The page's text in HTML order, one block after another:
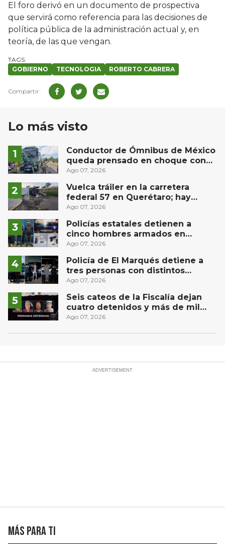
El foro derivó en un documento de prospectiva
que servirá como referencia para las decisiones de
política pública de la administración actual y, en
teoría, de las que vengan.
GOBIERNO TECNOLOGIA ROBERTO CABRERA
Lo más visto
Conductor de Ómnibus de México
queda prensado en choque con
materialista en San Juan del Río
Ago 07, 2026
Vuelca tráiler en la carretera
federal 57 en Querétaro; hay
derrame de combustible
Ago 07, 2026
Policías estatales detienen a
cinco hombres armados en
Puebla capital
Ago 07, 2026
Policía de El Marqués detiene a
tres personas con distintos
narcóticos
Ago 07, 2026
Seis cateos de la Fiscalía dejan
cuatro detenidos y más de mil
dosis aseguradas en Querétaro
Ago 07, 2026
Más para ti